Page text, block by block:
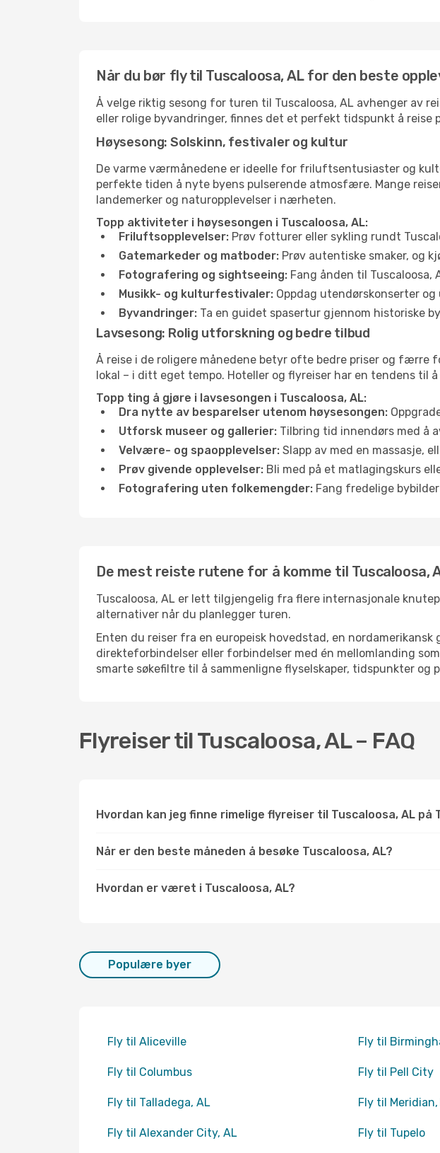
Når du bør fly til Tuscaloosa, AL for den beste
Å velge riktig sesong for turen til Tuscaloosa, AL avhenger av
eller rolige byvandringer, finnes det et perfekt tidspunkt å reise
Høysesong: Solskinn, festivaler og kultur
De varme værmånedene er ideelle for friluftsentusiaster og
perfekte tiden å nyte byens pulserende atmosfære. Mange
landemerker og naturopplevelser i nærheten.
Topp aktiviteter i høysesongen i Tuscaloosa, AL:
Friluftsopplevelser: Prøv fotturer eller sykling rundt
Gatemarkeder og matboder: Prøv autentiske smaker, og
Fotografering og sightseeing: Fang ånden til Tuscaloosa,
Musikk- og kulturfestivaler: Oppdag utendørskonserter
Byvandringer: Ta en guidet spasertur gjennom historiske
Lavsesong: Rolig utforskning og bedre tilbud
Å reise i de roligere månedene betyr ofte bedre priser og færre
lokal – i ditt eget tempo. Hoteller og flyreiser har en tendens til
Topp ting å gjøre i lavsesongen i Tuscaloosa, AL:
Dra nytte av besparelser utenom høysesongen:
Utforsk museer og gallerier: Tilbring tid innendørs med å
Velvære- og spaopplevelser: Slapp av med en massasje,
Prøv givende opplevelser: Bli med på et matlagingskurs
Fotografering uten folkemengder: Fang fredelige
De mest reiste rutene for å komme til Tuscaloosa,
Tuscaloosa, AL er lett tilgjengelig fra flere internasjonale
alternativer når du planlegger turen.
Enten du reiser fra en europeisk hovedstad, en
direkteforbindelser eller forbindelser med én mellomlanding
smarte søkefiltre til å sammenligne flyselskaper, tidspunkter og
Flyreiser til Tuscaloosa, AL – FAQ
Hvordan kan jeg finne rimelige flyreiser til Tuscaloosa, AL på
Når er den beste måneden å besøke Tuscaloosa, AL?
Hvordan er været i Tuscaloosa, AL?
Populære byer
Fly til Aliceville Fly til
Fly til Columbus Fly til Pell City
Fly til Talladega, AL Fly til Meridian,
Fly til Alexander City, AL Fly til Tupelo